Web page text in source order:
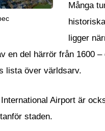
Många
ligger
en del härrör från 1600
lista över världsarv.
Airport är
staden.